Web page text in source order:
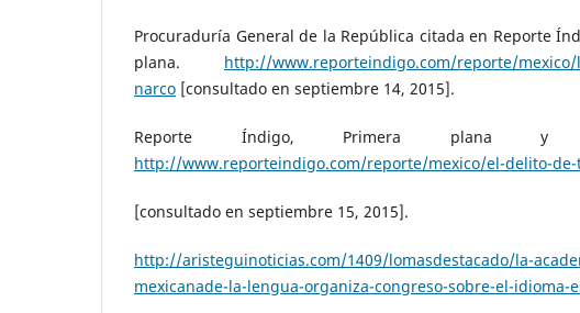
Procuraduría General de la República citada en Reporte
plana. http://www.reporteindigo.com/reporte/mexico/
narco [consultado en septiembre 14, 2015].
Reporte Índigo, Primera plana
http://www.reporteindigo.com/reporte/mexico/el-delito-
[consultado en septiembre 15, 2015].
http://aristeguinoticias.com/1409/lomasdestacado/la-
mexicanade-la-lengua-organiza-congreso-sobre-el-idioma-